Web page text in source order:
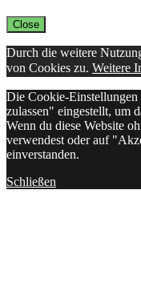
Close
Durch die weitere
von Cookies zu. Weitere
Die Cookie-Einstellungen
zulassen" eingestellt, um
Wenn du diese Website
verwendest oder auf
einverstanden.
Schließen